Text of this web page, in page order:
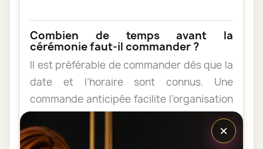
Combien de temps avant la
cérémonie faut-il commander ?
Il est préférable de commander dès que la
date et l’horaire sont connus. Une
commande anticipée facilite l’organisation
et permet au fleuriste de vérifier les
contraintes du lieu de livraison.
×